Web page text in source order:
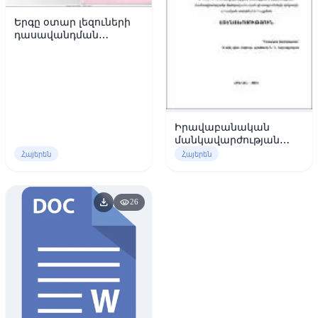
Երգը օտար լեզուների
դասավանդման
Հայերեն
Իրավաբանական
մանկավարժության
հայեցակարգային
Հայերեն
download visibility26